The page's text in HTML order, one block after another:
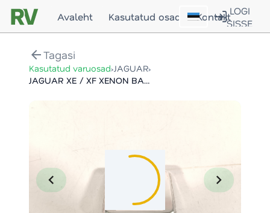
Avaleht Kasutatud osad KontaktLOGI
SISSE
arrow_backTagasi
Kasutatud varuosad›JAGUAR›
JAGUAR XE / XF XENON BALLAST
chevron_left chevron_right